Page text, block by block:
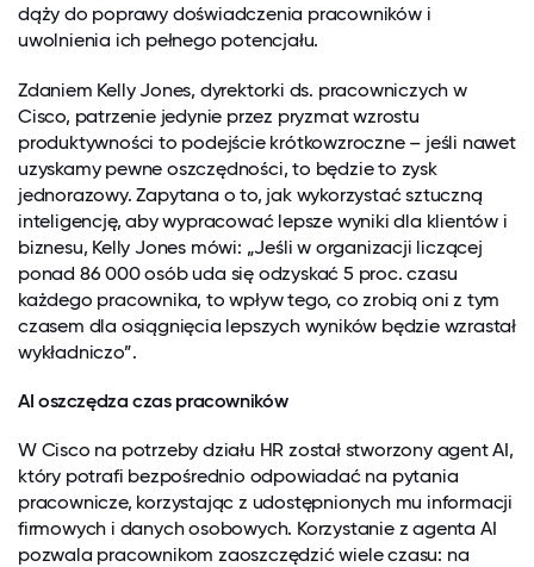
dąży do poprawy doświadczenia pracowników i
uwolnienia ich pełnego potencjału.
Zdaniem Kelly Jones, dyrektorki ds. pracowniczych w
Cisco, patrzenie jedynie przez pryzmat wzrostu
produktywności to podejście krótkowzroczne – jeśli nawet
uzyskamy pewne oszczędności, to będzie to zysk
jednorazowy. Zapytana o to, jak wykorzystać sztuczną
inteligencję, aby wypracować lepsze wyniki dla klientów i
biznesu, Kelly Jones mówi: „Jeśli w organizacji liczącej
ponad 86 000 osób uda się odzyskać 5 proc. czasu
każdego pracownika, to wpływ tego, co zrobią oni z tym
czasem dla osiągnięcia lepszych wyników będzie wzrastał
wykładniczo”.
AI oszczędza czas pracowników
W Cisco na potrzeby działu HR został stworzony agent AI,
który potrafi bezpośrednio odpowiadać na pytania
pracownicze, korzystając z udostępnionych mu informacji
firmowych i danych osobowych. Korzystanie z agenta AI
pozwala pracownikom zaoszczędzić wiele czasu: na